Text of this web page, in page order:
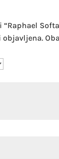
objavljena.